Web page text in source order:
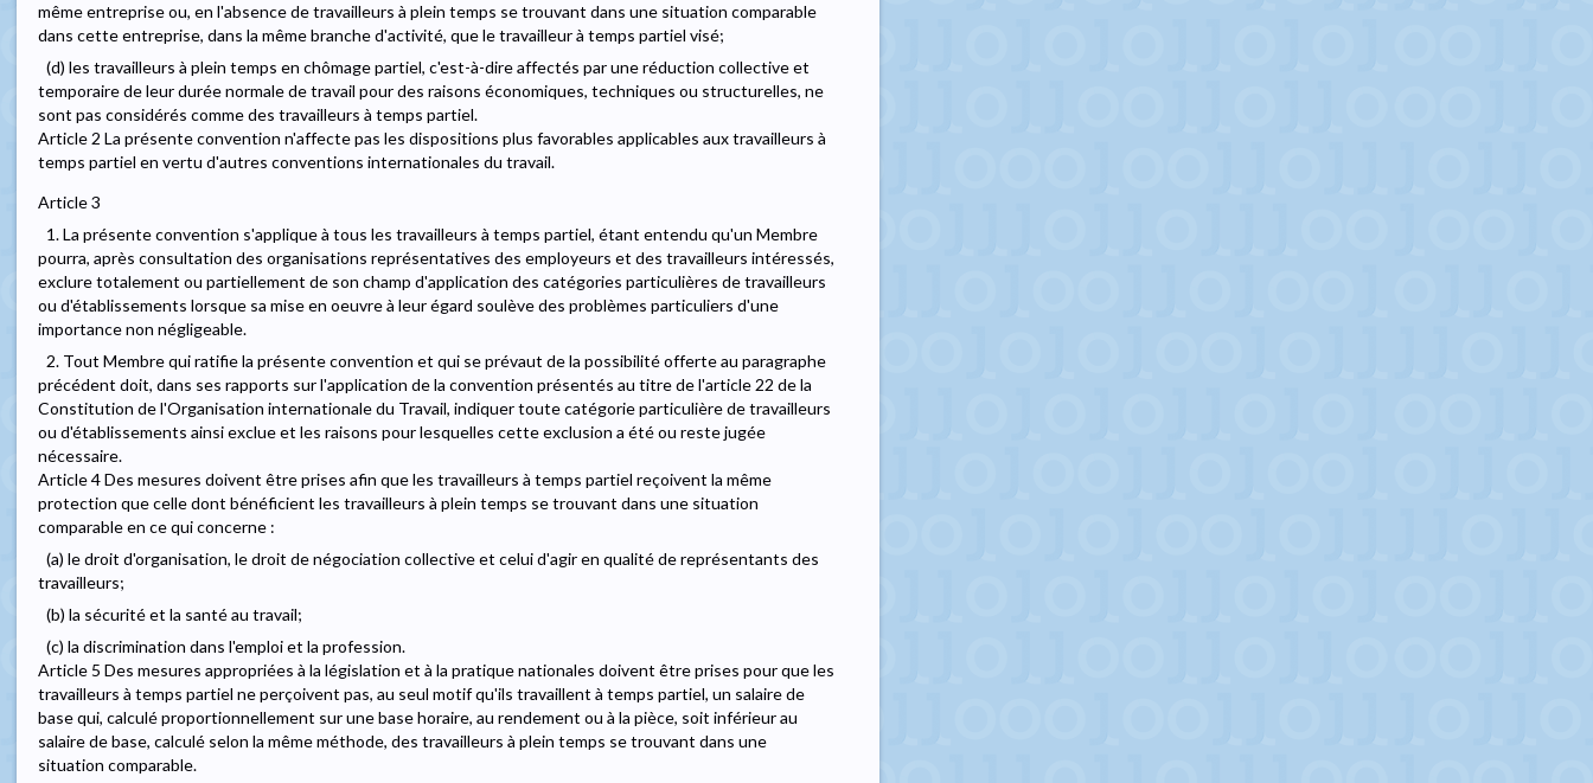
même entreprise ou, en l'absence de travailleurs à plein temps se trouvant dans une situation comparable
dans cette entreprise, dans la même branche d'activité, que le travailleur à temps partiel visé;
(d) les travailleurs à plein temps en chômage partiel, c'est-à-dire affectés par une réduction collective et
temporaire de leur durée normale de travail pour des raisons économiques, techniques ou structurelles, ne
sont pas considérés comme des travailleurs à temps partiel.
Article 2 La présente convention n'affecte pas les dispositions plus favorables applicables aux travailleurs à
temps partiel en vertu d'autres conventions internationales du travail.
Article 3
1. La présente convention s'applique à tous les travailleurs à temps partiel, étant entendu qu'un Membre
pourra, après consultation des organisations représentatives des employeurs et des travailleurs intéressés,
exclure totalement ou partiellement de son champ d'application des catégories particulières de travailleurs
ou d'établissements lorsque sa mise en oeuvre à leur égard soulève des problèmes particuliers d'une
importance non négligeable.
2. Tout Membre qui ratifie la présente convention et qui se prévaut de la possibilité offerte au paragraphe
précédent doit, dans ses rapports sur l'application de la convention présentés au titre de l'article 22 de la
Constitution de l'Organisation internationale du Travail, indiquer toute catégorie particulière de travailleurs
ou d'établissements ainsi exclue et les raisons pour lesquelles cette exclusion a été ou reste jugée
nécessaire.
Article 4 Des mesures doivent être prises afin que les travailleurs à temps partiel reçoivent la même
protection que celle dont bénéficient les travailleurs à plein temps se trouvant dans une situation
comparable en ce qui concerne :
(a) le droit d'organisation, le droit de négociation collective et celui d'agir en qualité de représentants des
travailleurs;
(b) la sécurité et la santé au travail;
(c) la discrimination dans l'emploi et la profession.
Article 5 Des mesures appropriées à la législation et à la pratique nationales doivent être prises pour que les
travailleurs à temps partiel ne perçoivent pas, au seul motif qu'ils travaillent à temps partiel, un salaire de
base qui, calculé proportionnellement sur une base horaire, au rendement ou à la pièce, soit inférieur au
salaire de base, calculé selon la même méthode, des travailleurs à plein temps se trouvant dans une
situation comparable.